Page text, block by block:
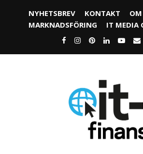
NYHETSBREV KONTAKT
MARKNADSFÖRING
IT MEDIA